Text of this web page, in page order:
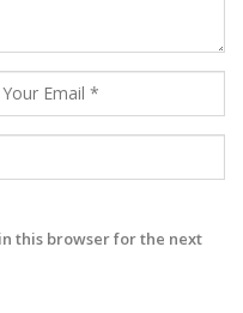
this browser for the next